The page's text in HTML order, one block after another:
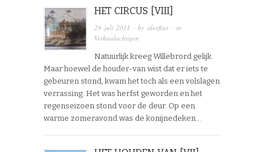
HET CIRCUS [VIII]
29 juli 2011 · byideeflux · in
Verhaalachtigen
Natuurlijk kreeg Willebrord gelijk.
Maar hoewel de houder-van wist dat er iets te
gebeuren stond, kwam het toch als een volslagen
verrassing. Het was herfst geworden en het
regenseizoen stond voor de deur. Op een
warme zomeravond was de konijnedeken…